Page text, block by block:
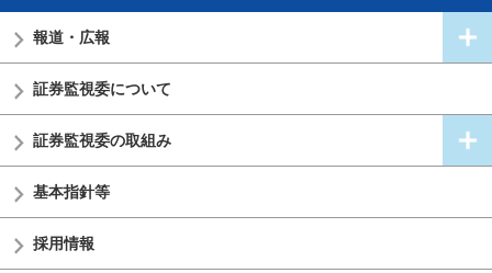
報道・広報
証券監視委について
証券監視委の取組み
基本指針等
採用情報